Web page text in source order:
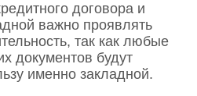
договора и
важно проявлять
так как любые
документов будут
именно закладной.